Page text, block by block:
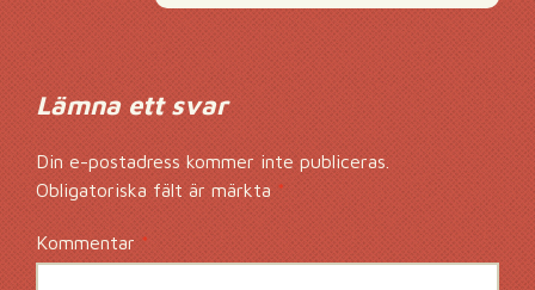
Lämna ett svar
Din e-postadress kommer inte publiceras.
Obligatoriska fält är märkta*
Kommentar*